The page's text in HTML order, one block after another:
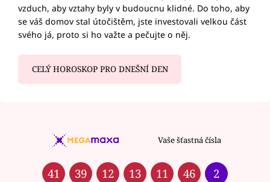
vzduch, aby vztahy byly v budoucnu klidné. Do toho, aby
se váš domov stal útočištěm, jste investovali velkou část
svého já, proto si ho važte a pečujte o něj.
CELÝ HOROSKOP PRO DNEŠNÍ DEN
Vaše šťastná čísla
41 39 12 13 11 46 2